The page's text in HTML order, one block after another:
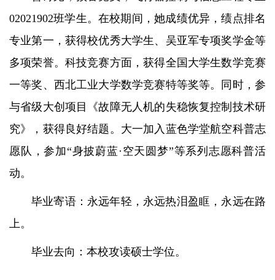
02021902班学生。在校期间，她成绩优异，绩点排名
专业第一，获得校优秀大学生、吴亚军专项奖学金等
多项荣誉。科技竞赛方面，获得全国大学生数学竞赛
一等奖、西北工业大学数学竞赛特等奖等。同时，参
与省级大创项目《故障无人机的失稳恢复控制技术研
究》，获得良好结题。大一加入蓝色学堂航空科普志
愿队，参加“身披蔚蓝·空天圆梦”等系列志愿科普活
动。
毕业寄语：永远年轻，永远热泪盈眶，永远在路
上。
毕业去向：本校攻读硕士学位。